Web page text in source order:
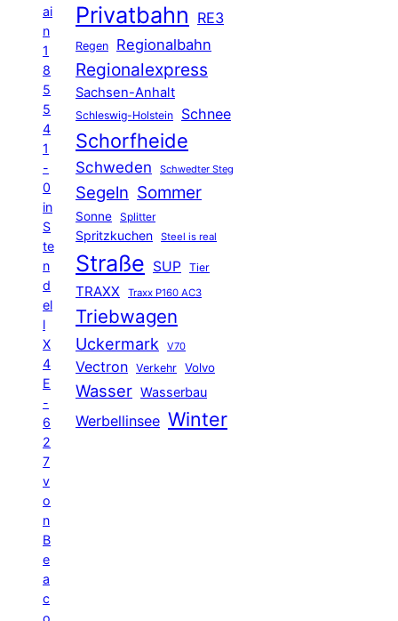
ai
n
1
8
5
5
4
1
-
0
in
S
te
n
d
el
l
X
4
E
-
6
2
7
v
o
n
B
e
a
c
o
Privatbahn RE3
Regen Regionalbahn
Regionalexpress
Sachsen-Anhalt
Schleswig-Holstein Schnee
Schorfheide
Schweden Schwedter Steg
Segeln Sommer
Sonne Splitter
Spritzkuchen Steel is real
Straße SUP Tier
TRAXX Traxx P160 AC3
Triebwagen
Uckermark V70
Vectron Verkehr Volvo
Wasser Wasserbau
Werbellinsee Winter